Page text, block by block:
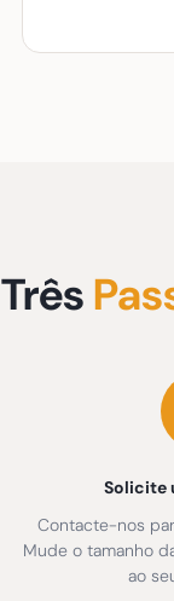
Três
Solicite
Contacte-nos
Mude o tamanho
ao